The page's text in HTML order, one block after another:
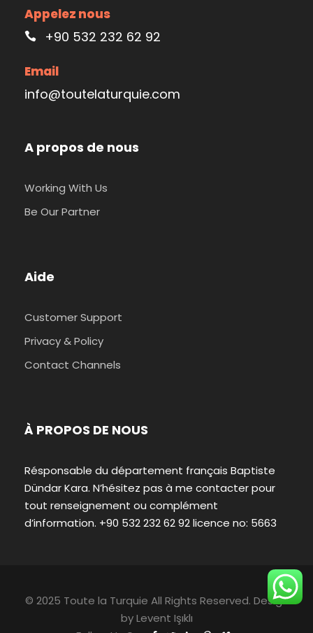
Appelez nous
+90 532 232 62 92
Email
info@toutelaturquie.com
A propos de nous
Working With Us
Be Our Partner
Aide
Customer Support
Privacy & Policy
Contact Channels
À PROPOS DE NOUS
Résponsable du département français Baptiste
Dündar Kara. N’hésitez pas à me contacter pour
tout renseignement ou complément
d’information. +90 532 232 62 92 licence no: 5663
© 2025 Toute la Turquie All Rights Reserved. Design
byLevent Işıklı